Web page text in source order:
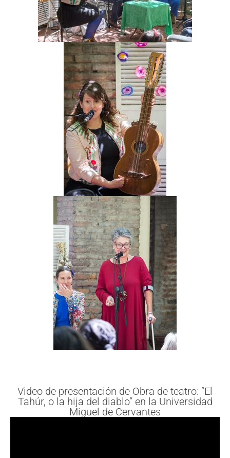
Video de presentación de Obra de teatro: “El
Tahúr, o la hija del diablo” en la Universidad
Miguel de Cervantes